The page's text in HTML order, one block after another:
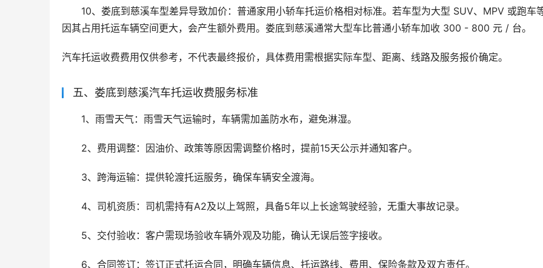
10、娄底到慈溪车型差异导致加价：普通家用小轿车托运价格相对标准。若车型为大型 SUV、MPV 或跑车等
因其占用托运车辆空间更大，会产生额外费用。娄底到慈溪通常大型车比普通小轿车加收 300 - 800 元 / 台。
汽车托运收费费用仅供参考，不代表最终报价，具体费用需根据实际车型、距离、线路及服务报价确定。
五、娄底到慈溪汽车托运收费服务标准
1、雨雪天气：雨雪天气运输时，车辆需加盖防水布，避免淋湿。
2、费用调整：因油价、政策等原因需调整价格时，提前15天公示并通知客户。
3、跨海运输：提供轮渡托运服务，确保车辆安全渡海。
4、司机资质：司机需持有A2及以上驾照，具备5年以上长途驾驶经验，无重大事故记录。
5、交付验收：客户需现场验收车辆外观及功能，确认无误后签字接收。
6、合同签订：签订正式托运合同，明确车辆信息、托运路线、费用、保险条款及双方责任。